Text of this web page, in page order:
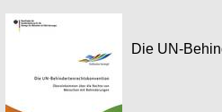
Die UN-